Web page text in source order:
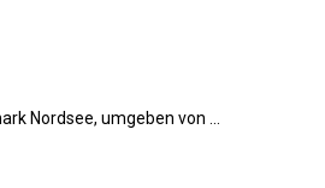
Nordsee, umgeben von ...